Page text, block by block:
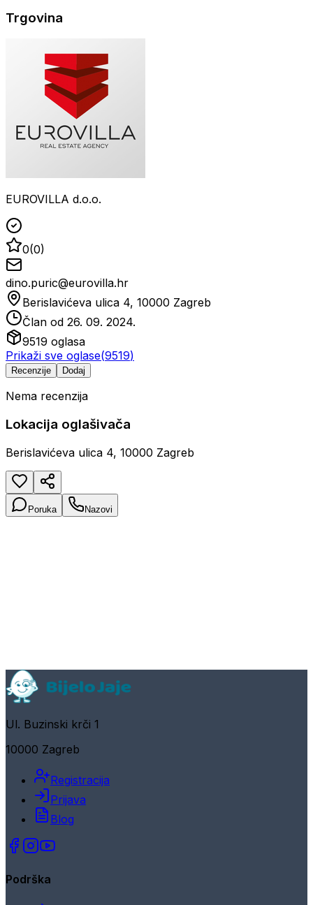
Trgovina
EUROVILLA d.o.o.
0(0)
dino.puric@eurovilla.hr
Berislavićeva ulica 4, 10000 Zagreb
Član od 26. 09. 2024.
9519 oglasa
Prikaži sve oglase(9519)
Recenzije Dodaj
Nema recenzija
Lokacija oglašivača
Berislavićeva ulica 4, 10000 Zagreb
Poruka Nazovi
Ul. Buzinski krči 1
10000 Zagreb
Registracija
Prijava
Blog
Podrška